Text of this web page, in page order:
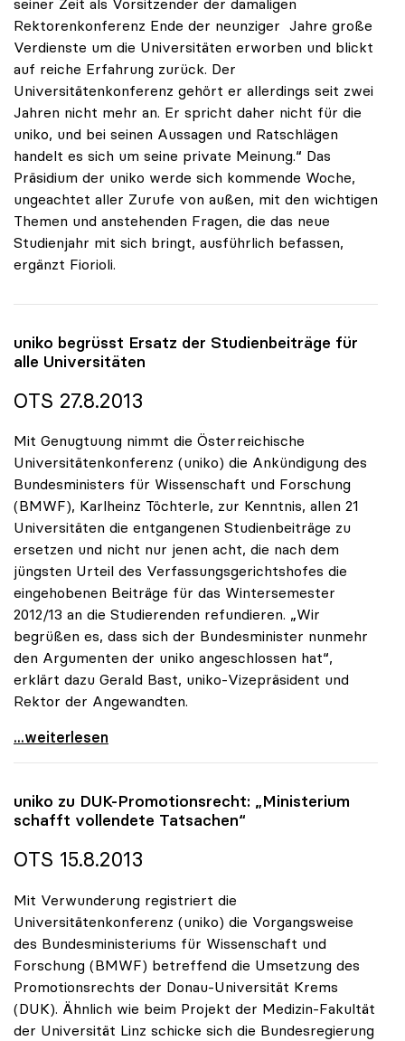
Rektorenkonferenz Ende der neunziger Jahre große
Verdienste um die Universitäten erworben und blickt
auf reiche Erfahrung zurück. Der
Universitätenkonferenz gehört er allerdings seit zwei
Jahren nicht mehr an. Er spricht daher nicht für die
uniko, und bei seinen Aussagen und Ratschlägen
handelt es sich um seine private Meinung.“ Das
Präsidium der uniko werde sich kommende Woche,
ungeachtet aller Zurufe von außen, mit den wichtigen
Themen und anstehenden Fragen, die das neue
Studienjahr mit sich bringt, ausführlich befassen,
ergänzt Fiorioli.
uniko begrüsst Ersatz der Studienbeiträge für
alle Universitäten
OTS 27.8.2013
Mit Genugtuung nimmt die Österreichische
Universitätenkonferenz (uniko) die Ankündigung des
Bundesministers für Wissenschaft und Forschung
(BMWF), Karlheinz Töchterle, zur Kenntnis, allen 21
Universitäten die entgangenen Studienbeiträge zu
ersetzen und nicht nur jenen acht, die nach dem
jüngsten Urteil des Verfassungsgerichtshofes die
eingehobenen Beiträge für das Wintersemester
2012/13 an die Studierenden refundieren. „Wir
begrüßen es, dass sich der Bundesminister nunmehr
den Argumenten der uniko angeschlossen hat“,
erklärt dazu Gerald Bast, uniko-Vizepräsident und
Rektor der Angewandten.
uniko begrüsst Ersatz der Studienbeiträge für alle
...weiterlesen
uniko zu DUK-Promotionsrecht: „Ministerium
schafft vollendete Tatsachen“
OTS 15.8.2013
Mit Verwunderung registriert die
Universitätenkonferenz (uniko) die Vorgangsweise
des Bundesministeriums für Wissenschaft und
Forschung (BMWF) betreffend die Umsetzung des
Promotionsrechts der Donau-Universität Krems
(DUK). Ähnlich wie beim Projekt der Medizin-Fakultät
der Universität Linz schicke sich die Bundesregierung